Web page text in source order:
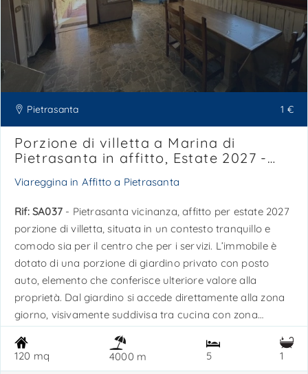
Pietrasanta 1 €
Porzione di villetta a Marina di
Pietrasanta in affitto, Estate 2027 -
Viareggina in Affitto a Pietrasanta
Rif: SA037 - Pietrasanta vicinanza, affitto per estate 2027
porzione di villetta, situata in un contesto tranquillo e
comodo sia per il centro che per i servizi. L’immobile è
dotato di una porzione di giardino privato con posto
auto, elemento che conferisce ulteriore valore alla
proprietà. Dal giardino si accede direttamente alla zona
giorno, visivamente suddivisa tra cucina con zona
composta:1 camera matrimoniale1 camera con 2 letti1
camera singolabagno con cabina doccia. L’ambiente è
120 mq 4000 m 5 1